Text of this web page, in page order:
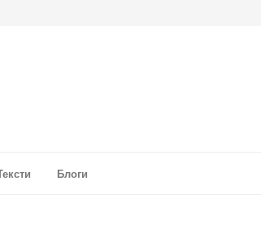
Блоги